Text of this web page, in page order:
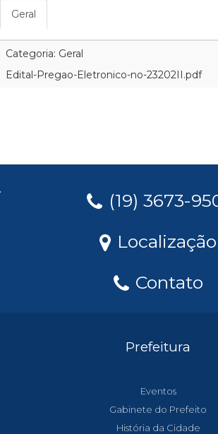
Geral
Categoria: Geral
Edital-Pregao-Eletronico-no-23202II.pdf
(19) 3673-
Localização
Contato
Prefeitura
Eventos
Gabinete do Prefeito
História da Cidade